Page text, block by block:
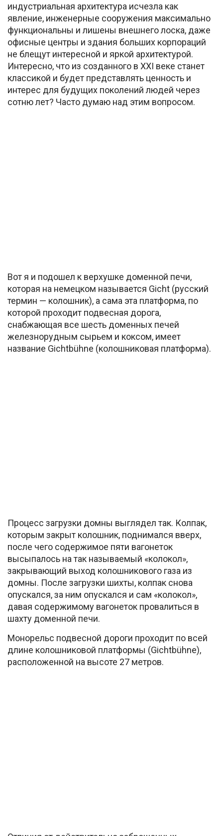
индустриальная архитектура исчезла как
явление, инженерные сооружения максимально
функциональны и лишены внешнего лоска, даже
офисные центры и здания больших корпораций
не блещут интересной и яркой архитектурой.
Интересно, что из созданного в XXI веке станет
классикой и будет представлять ценность и
интерес для будущих поколений людей через
сотню лет? Часто думаю над этим вопросом.
Вот я и подошел к верхушке доменной печи,
которая на немецком называется Gicht (русский
термин — колошник), а сама эта платформа, по
которой проходит подвесная дорога,
снабжающая все шесть доменных печей
железнорудным сырьем и коксом, имеет
название Gichtbühne (колошниковая платформа).
Процесс загрузки домны выглядел так. Колпак,
которым закрыт колошник, поднимался вверх,
после чего содержимое пяти вагонеток
высыпалось на так называемый «колокол»,
закрывающий выход колошникового газа из
домны. После загрузки шихты, колпак снова
опускался, за ним опускался и сам «колокол»,
давая содержимому вагонеток провалиться в
шахту доменной печи.
Монорельс подвесной дороги проходит по всей
длине колошниковой платформы (Gichtbühne),
расположенной на высоте 27 метров.